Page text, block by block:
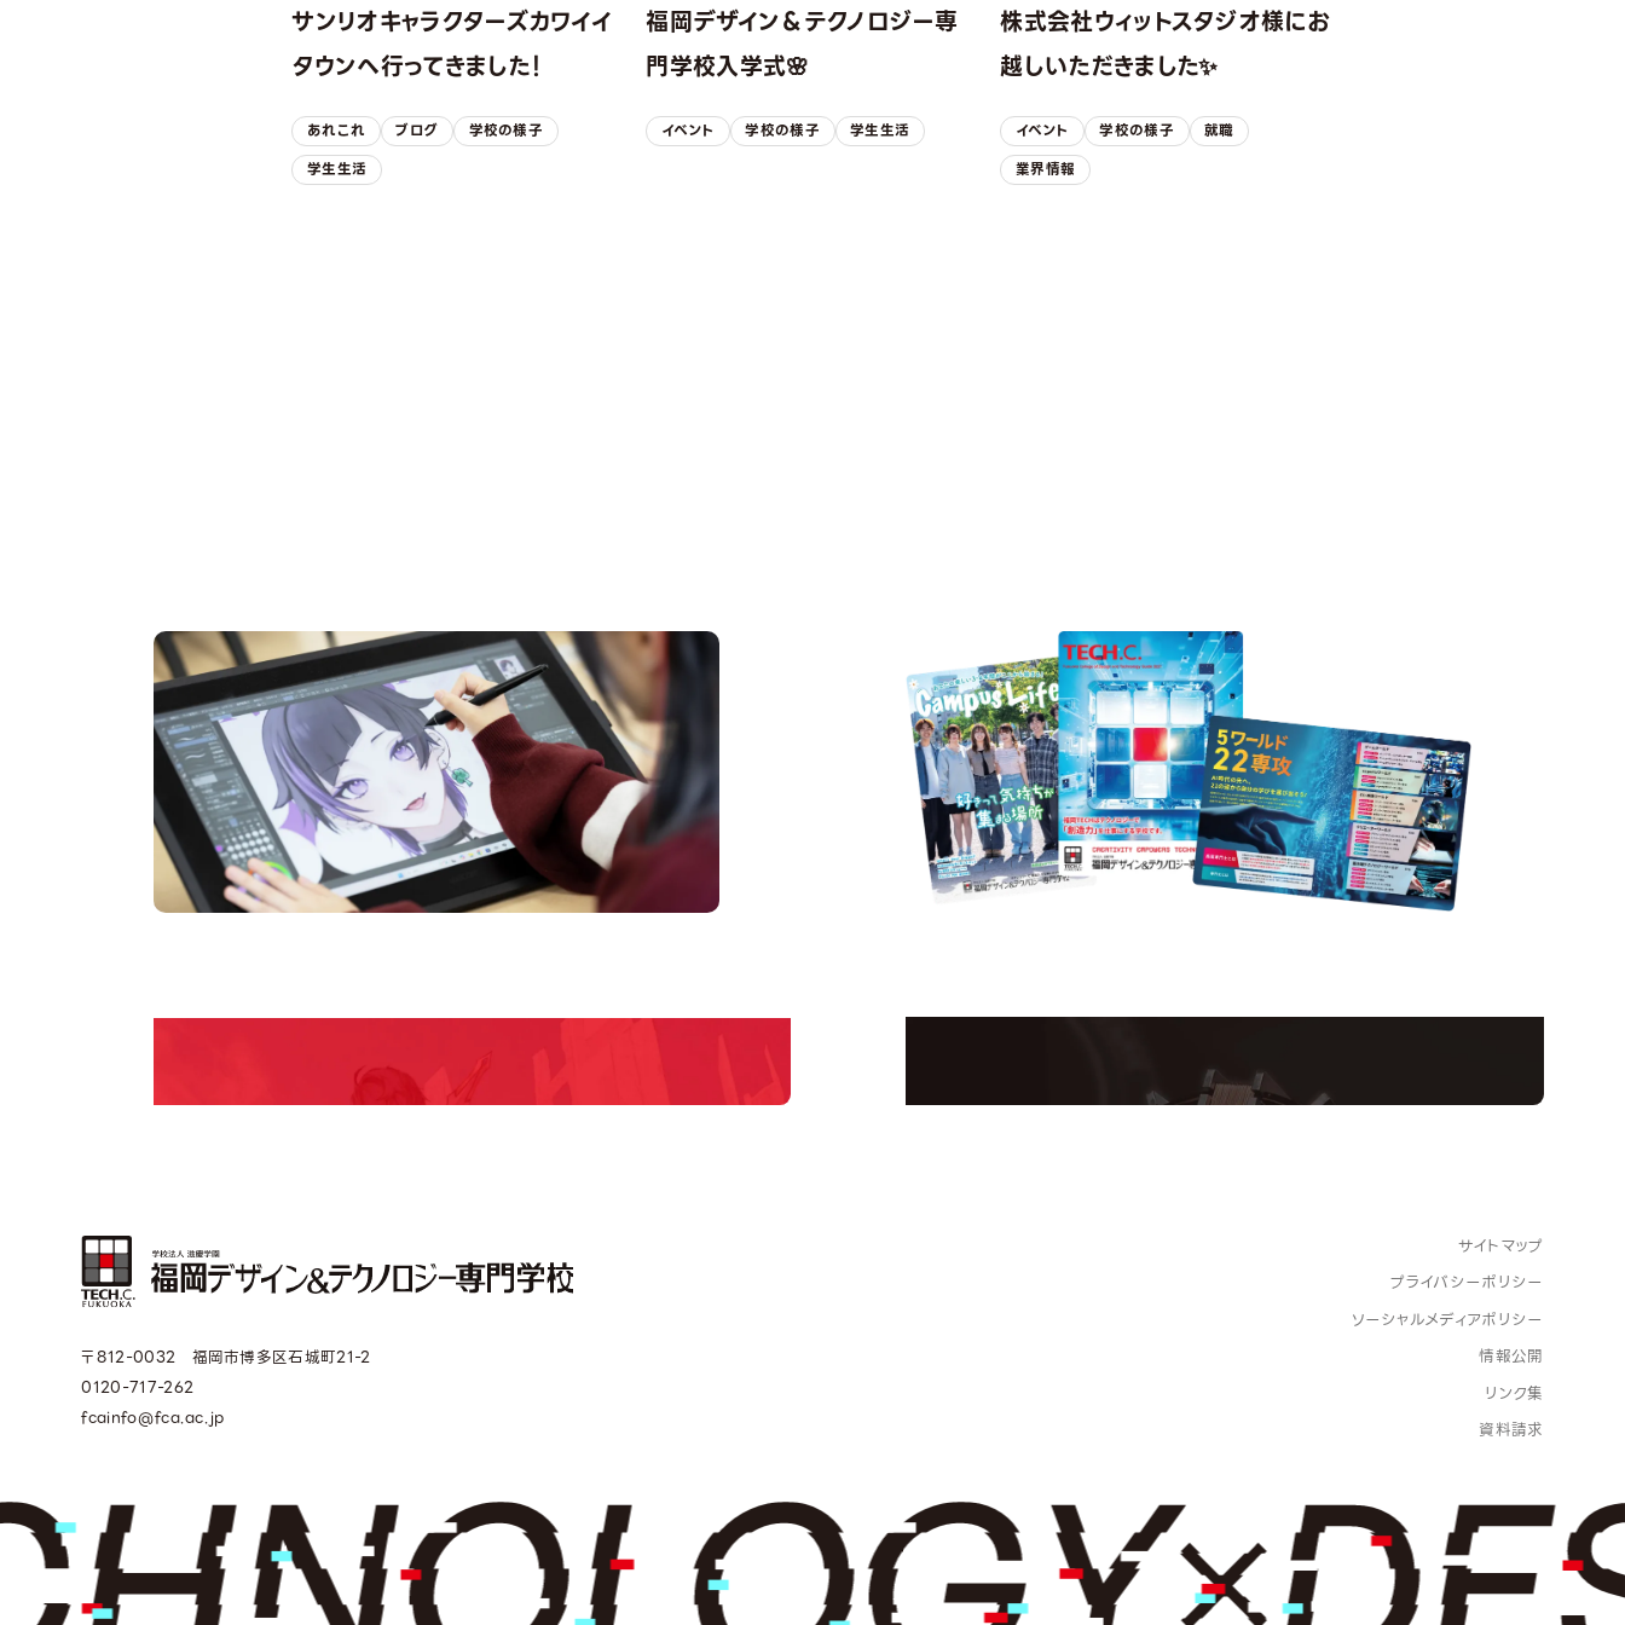
サンリオキャラクターズカワイイ
タウンへ行ってきました！
あれこれ ブログ
学校の様子
学生生活
福岡デザイン＆テクノロジー専
門学校入学式🌸
イベント 学校の様子 学生生活
株式会社ウィットスタジオ様にお
越しいただきました✨
イベント 学校の様子
就職
業界情報
Campus Open Campus
Request Information
〒812-0032 福岡市博多区石城町21-2
0120-717-262
fcainfo@fca.ac.jp
サイトマップ
プライバシーポリシー
ソーシャルメディアポリシー
情報公開
リンク集
資料請求